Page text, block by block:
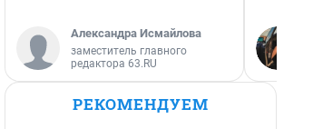
Александра Исмайлова
заместитель главного
редактора 63.RU
РЕКОМЕНДУЕМ